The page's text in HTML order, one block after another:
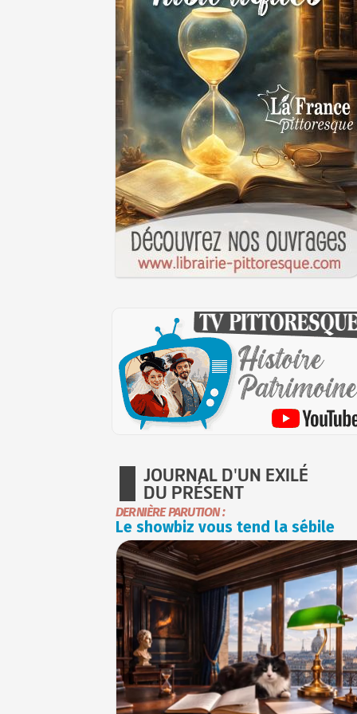
JOURNAL D'UN EXILÉ
DU PRÉSENT
DERNIÈRE PARUTION :
Le showbiz vous tend la sébile